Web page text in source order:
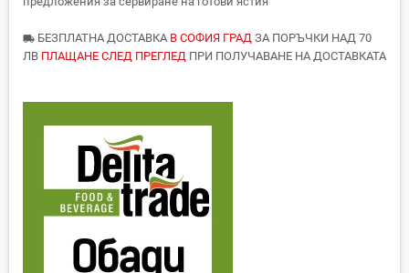
local_shipping БЕЗПЛАТНА ДОСТАВКА В СОФИЯ ГРАД ЗА ПОРЪЧКИ НАД 70
ЛВ ПЛАЩАНЕ СЛЕД ПРЕГЛЕД ПРИ ПОЛУЧАВАНЕ НА ДОСТАВКАТА